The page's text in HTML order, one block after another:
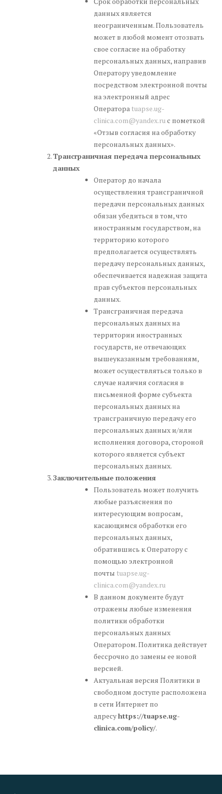
данных является
неограниченным. Пользователь
может в любой момент отозвать
свое согласие на обработку
персональных данных, направив
Оператору уведомление
посредством электронной почты
на электронный адрес
Оператора tuapse.ug-
clinica.com@yandex.ruс пометкой
«Отзыв согласия на обработку
персональных данных».
Трансграничная передача персональных
данных
Оператор до начала
осуществления трансграничной
передачи персональных данных
обязан убедиться в том, что
иностранным государством, на
территорию которого
предполагается осуществлять
передачу персональных данных,
обеспечивается надежная защита
прав субъектов персональных
данных.
Трансграничная передача
персональных данных на
территории иностранных
государств, не отвечающих
вышеуказанным требованиям,
может осуществляться только в
случае наличия согласия в
письменной форме субъекта
персональных данных на
трансграничную передачу его
персональных данных и/или
исполнения договора, стороной
которого является субъект
персональных данных.
Заключительные положения
Пользователь может получить
любые разъяснения по
интересующим вопросам,
касающимся обработки его
персональных данных,
обратившись к Оператору с
помощью электронной
почты tuapse.ug-
clinica.com@yandex.ru
В данном документе будут
отражены любые изменения
политики обработки
персональных данных
Оператором. Политика действует
бессрочно до замены ее новой
версией.
Актуальная версия Политики в
свободном доступе расположена
в сети Интернет по
адресуhttps://tuapse.ug-
clinica.com/policy/.